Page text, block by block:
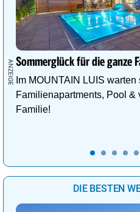
Sommerglück für die ganze
Im MOUNTAIN LUIS warten
Familienapartments, Pool
Familie!
DIE BESTEN